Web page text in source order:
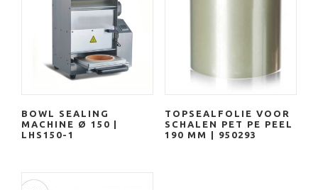
BOWL SEALING
MACHINE Ø 150 |
LHS150-1
TOPSEALFOLIE VOOR
SCHALEN PET PE PEEL
190 MM | 950293